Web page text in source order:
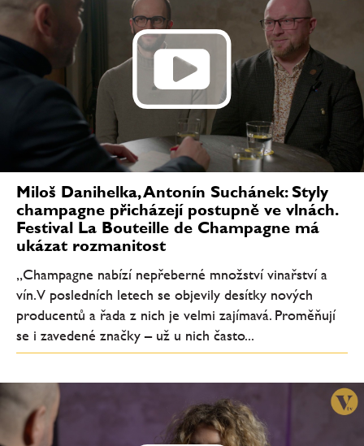
Miloš Danihelka, Antonín Suchánek: Styly
champagne přicházejí postupně ve vlnách.
Festival La Bouteille de Champagne má
ukázat rozmanitost
„Champagne nabízí nepřeberné množství vinařství a
vín. V posledních letech se objevily desítky nových
producentů a řada z nich je velmi zajímavá. Proměňují
se i zavedené značky – už u nich často...